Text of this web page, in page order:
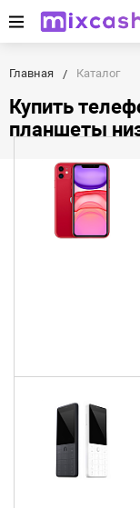
Главная Каталог
Купить
планшеты